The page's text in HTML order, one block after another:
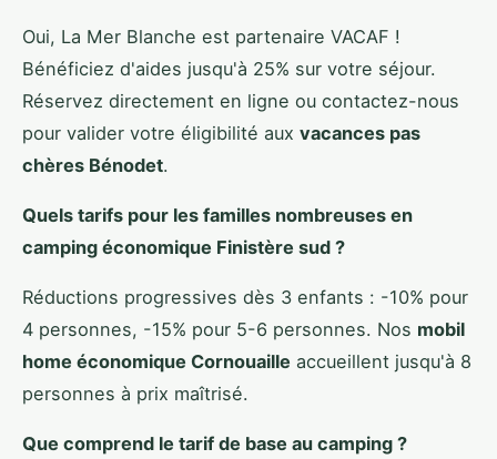
Oui, La Mer Blanche est partenaire VACAF !
Bénéficiez d'aides jusqu'à 25% sur votre séjour.
Réservez directement en ligne ou contactez-nous
pour valider votre éligibilité aux vacances pas
chères Bénodet.
Quels tarifs pour les familles nombreuses en
camping économique Finistère sud ?
Réductions progressives dès 3 enfants : -10% pour
4 personnes, -15% pour 5-6 personnes. Nos mobil
home économique Cornouaille accueillent jusqu'à 8
personnes à prix maîtrisé.
Que comprend le tarif de base au camping ?